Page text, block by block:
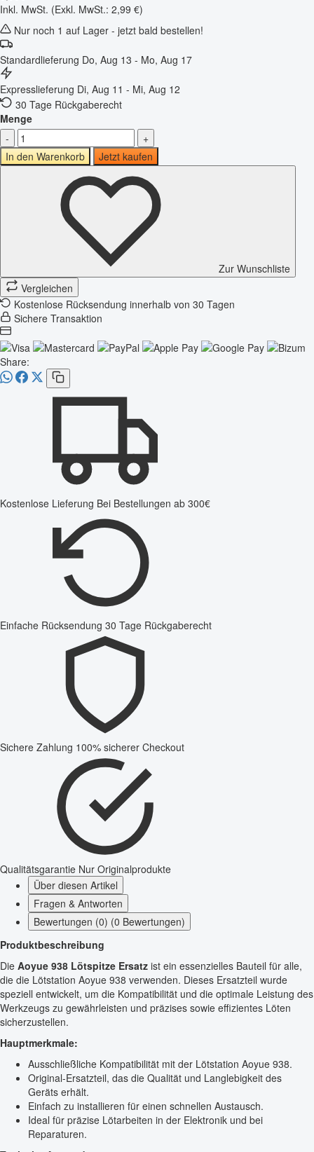
Inkl. MwSt. (Exkl. MwSt.: 2,99 €)
Nur noch 1 auf Lager - jetzt bald bestellen!
Standardlieferung Do, Aug 13 - Mo, Aug 17
Expresslieferung Di, Aug 11 - Mi, Aug 12
30 Tage Rückgaberecht
Menge
-
+
In den Warenkorb
Jetzt kaufen
Zur Wunschliste
Vergleichen
Kostenlose Rücksendung innerhalb von 30 Tagen
Sichere Transaktion
Share:
Kostenlose Lieferung Bei Bestellungen ab 300€
Einfache Rücksendung 30 Tage Rückgaberecht
Sichere Zahlung 100% sicherer Checkout
Qualitätsgarantie Nur Originalprodukte
Über diesen Artikel
Fragen & Antworten
Bewertungen (0) (0 Bewertungen)
Produktbeschreibung
Die Aoyue 938 Lötspitze Ersatz ist ein essenzielles Bauteil für alle,
die die Lötstation Aoyue 938 verwenden. Dieses Ersatzteil wurde
speziell entwickelt, um die Kompatibilität und die optimale Leistung des
Werkzeugs zu gewährleisten und präzises sowie effizientes Löten
sicherzustellen.
Hauptmerkmale:
Ausschließliche Kompatibilität mit der Lötstation Aoyue 938.
Original-Ersatzteil, das die Qualität und Langlebigkeit des
Geräts erhält.
Einfach zu installieren für einen schnellen Austausch.
Ideal für präzise Lötarbeiten in der Elektronik und bei
Reparaturen.